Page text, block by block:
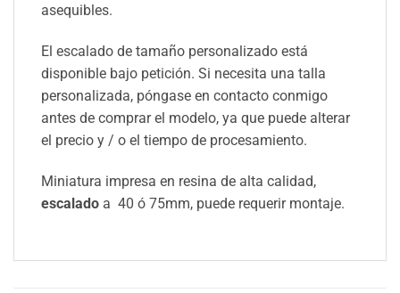
asequibles.
El escalado de tamaño personalizado está
disponible bajo petición. Si necesita una talla
personalizada, póngase en contacto conmigo
antes de comprar el modelo, ya que puede alterar
el precio y / o el tiempo de procesamiento.
Miniatura impresa en resina de alta calidad,
escalado a 40 ó 75mm, puede requerir montaje.